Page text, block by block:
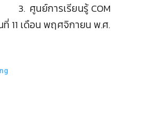
ศูนย์การเรียนรู้ COM
เดือน พฤศจิกายน พ.ศ.